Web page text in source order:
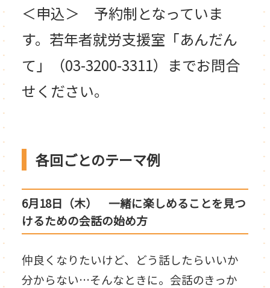
＜申込＞ 予約制となっていま
す。若年者就労支援室「あんだん
て」（03-3200-3311）までお問合
せください。
各回ごとのテーマ例
6月18日（木） 一緒に楽しめることを見つ
けるための会話の始め方
仲良くなりたいけど、どう話したらいいか
分からない…そんなときに。会話のきっか